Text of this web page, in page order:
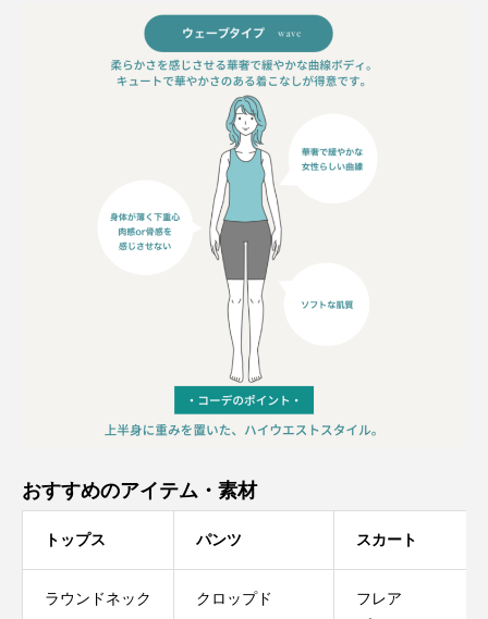
おすすめのアイテム・素材
トップス パンツ スカート
ラウンドネック
クロップド
フレア